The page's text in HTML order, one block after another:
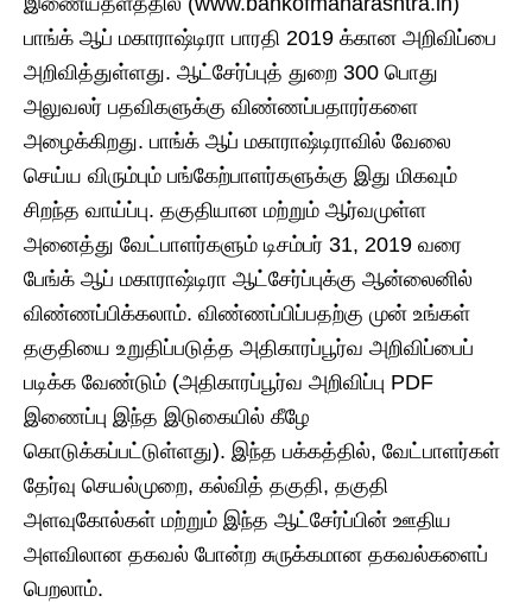
பாங்க் ஆப் மகாராஷ்டிரா பாரதி 2019 க்கான அறிவிப்பை
அறிவித்துள்ளது. ஆட்சேர்ப்புத் துறை 300 பொது
அலுவலர் பதவிகளுக்கு விண்ணப்பதாரர்களை
அழைக்கிறது. பாங்க் ஆப் மகாராஷ்டிராவில் வேலை
செய்ய விரும்பும் பங்கேற்பாளர்களுக்கு இது மிகவும்
சிறந்த வாய்ப்பு. தகுதியான மற்றும் ஆர்வமுள்ள
அனைத்து வேட்பாளர்களும் டிசம்பர் 31, 2019 வரை
பேங்க் ஆப் மகாராஷ்டிரா ஆட்சேர்ப்புக்கு ஆன்லைனில்
விண்ணப்பிக்கலாம். விண்ணப்பிப்பதற்கு முன் உங்கள்
தகுதியை உறுதிப்படுத்த அதிகாரப்பூர்வ அறிவிப்பைப்
படிக்க வேண்டும் (அதிகாரப்பூர்வ அறிவிப்பு PDF
இணைப்பு இந்த இடுகையில் கீழே
கொடுக்கப்பட்டுள்ளது). இந்த பக்கத்தில், வேட்பாளர்கள்
தேர்வு செயல்முறை, கல்வித் தகுதி, தகுதி
அளவுகோல்கள் மற்றும் இந்த ஆட்சேர்ப்பின் ஊதிய
அளவிலான தகவல் போன்ற சுருக்கமான தகவல்களைப்
பெறலாம்.